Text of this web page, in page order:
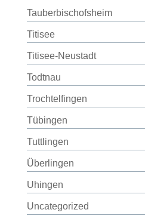
Tauberbischofsheim
Titisee
Titisee-Neustadt
Todtnau
Trochtelfingen
Tübingen
Tuttlingen
Überlingen
Uhingen
Uncategorized